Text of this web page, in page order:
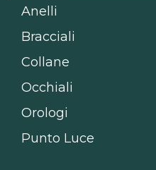
Anelli
Bracciali
Collane
Occhiali
Orologi
Punto Luce